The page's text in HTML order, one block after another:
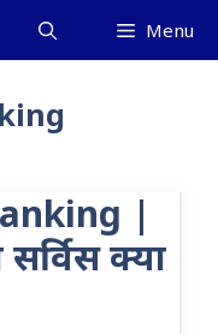
Menu
|
क्या